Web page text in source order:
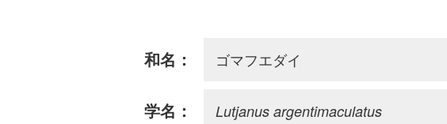
和名： ゴマフエダイ
学名： Lutjanus argentimaculatus